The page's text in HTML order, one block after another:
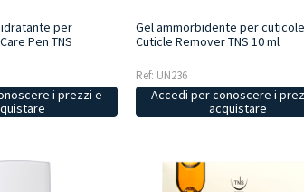
per
Pen TNS
i prezzi e
Gel ammorbidente per cuticole
Cuticle Remover TNS 10 ml
Ref: UN236
Accedi per conoscere i
acquistare